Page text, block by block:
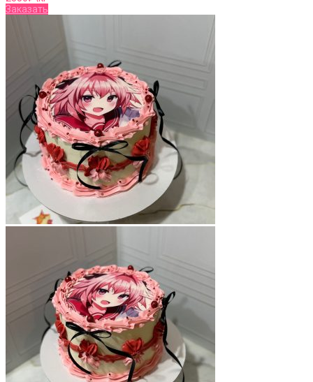
Заказать